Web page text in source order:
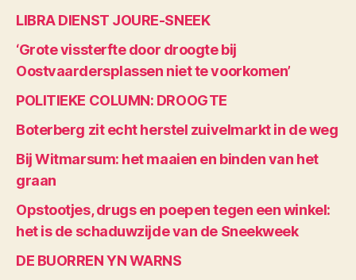
LIBRA DIENST JOURE-SNEEK
‘Grote vissterfte door droogte bij
Oostvaardersplassen niet te voorkomen’
POLITIEKE COLUMN: DROOGTE
Boterberg zit echt herstel zuivelmarkt in de weg
Bij Witmarsum: het maaien en binden van het
graan
Opstootjes, drugs en poepen tegen een winkel:
het is de schaduwzijde van de Sneekweek
DE BUORREN YN WARNS